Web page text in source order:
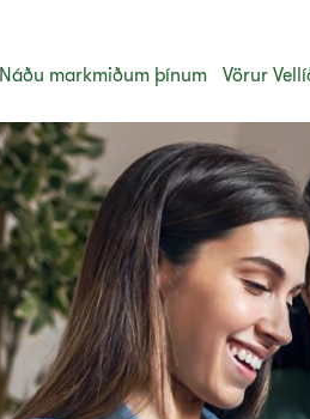
Náðu markmiðum þínum Vörur